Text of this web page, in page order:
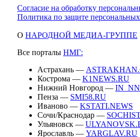
Согласие на обработку
Политика по защите
О НАРОДНОЙ МЕДИА-ГРУППЕ
Все порталы НМГ:
Астрахань —
Кострома — K1NEWS.RU
Нижний Новгород —
Пенза — SMI58.RU
Иваново — KSTATI.NEWS
Сочи/Краснодар —
Ульяновск —
Ярославль — YARGLAV.RU